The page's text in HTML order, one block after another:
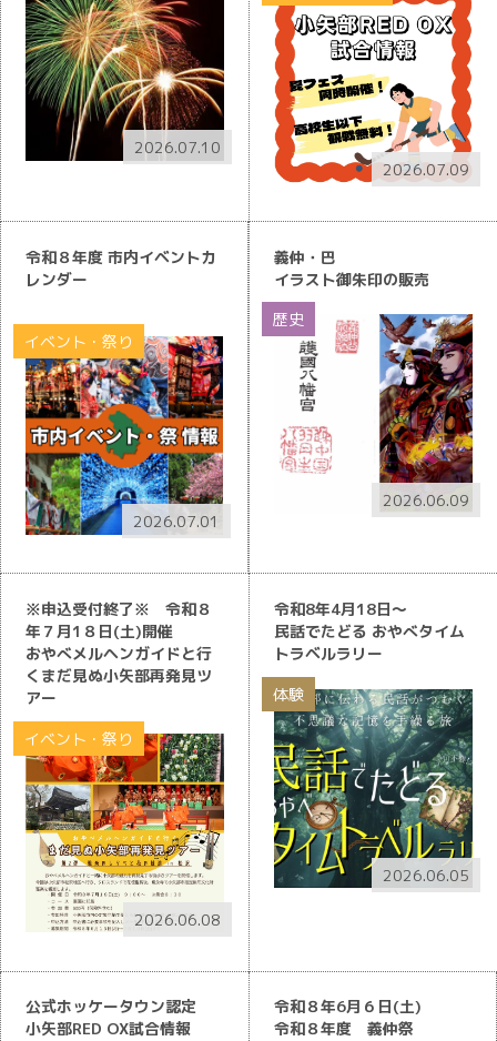
2026.07.10
2026.07.09
令和８年度 市内イベントカ
レンダー
イベント・祭り
2026.07.01
義仲・巴
イラスト御朱印の販売
歴史
2026.06.09
※申込受付終了※ 令和８
年７月1８日(土)開催
おやべメルヘンガイドと行
くまだ見ぬ小矢部再発見ツ
アー
イベント・祭り
2026.06.08
令和8年4月18日～
民話でたどる おやべタイム
トラベルラリー
体験
2026.06.05
公式ホッケータウン認定
小矢部RED OX試合情報
令和８年6月６日(土)
令和８年度 義仲祭